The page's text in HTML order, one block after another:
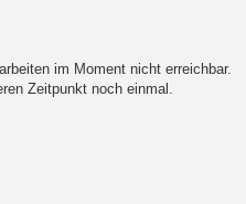
im Moment nicht erreichbar.
Zeitpunkt noch einmal.